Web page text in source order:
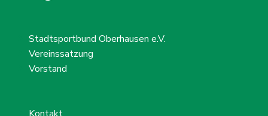
Stadtsportbund Oberhausen e.V.
Vereinssatzung
Vorstand
Kontakt